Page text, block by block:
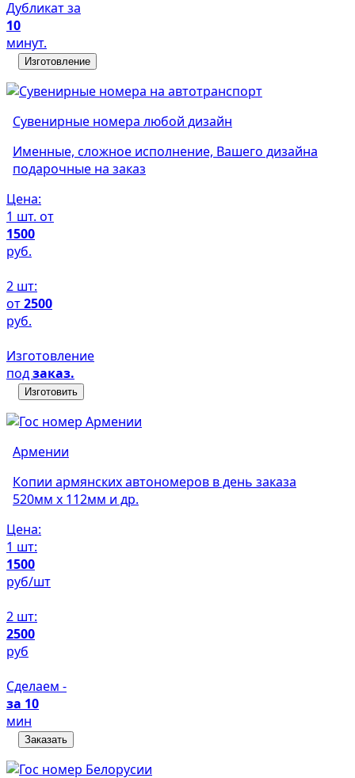
Дубликат за
10
минут.
Изготовление
Сувенирные номера любой дизайн
Именные, сложное исполнение, Вашего дизайна
подарочные на заказ
Цена:
1 шт. от
1500
руб.
2 шт:
от2500
руб.
Изготовление
подзаказ.
Изготовить
Армении
Копии армянских автономеров в день заказа
520мм х 112мм и др.
Цена:
1 шт:
1500
руб/шт
2 шт:
2500
руб
Сделаем -
за 10
мин
Заказать